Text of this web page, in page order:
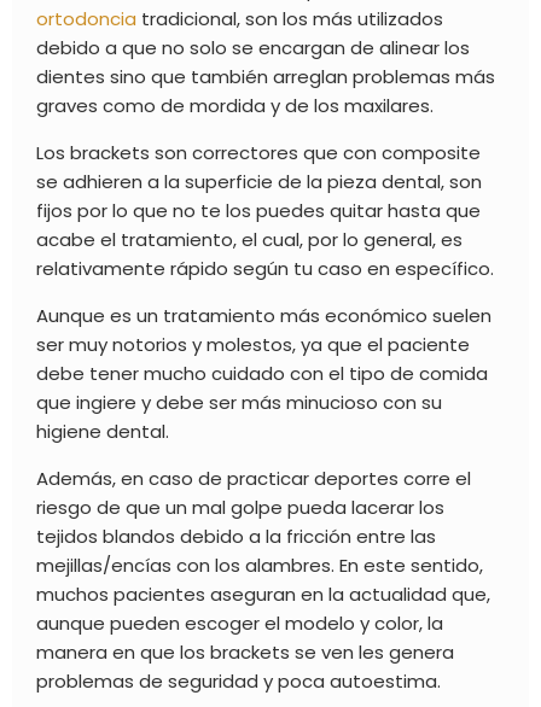
ortodoncia tradicional, son los más utilizados
debido a que no solo se encargan de alinear los
dientes sino que también arreglan problemas más
graves como de mordida y de los maxilares.
Los brackets son correctores que con composite
se adhieren a la superficie de la pieza dental, son
fijos por lo que no te los puedes quitar hasta que
acabe el tratamiento, el cual, por lo general, es
relativamente rápido según tu caso en específico.
Aunque es un tratamiento más económico suelen
ser muy notorios y molestos, ya que el paciente
debe tener mucho cuidado con el tipo de comida
que ingiere y debe ser más minucioso con su
higiene dental.
Además, en caso de practicar deportes corre el
riesgo de que un mal golpe pueda lacerar los
tejidos blandos debido a la fricción entre las
mejillas/encías con los alambres. En este sentido,
muchos pacientes aseguran en la actualidad que,
aunque pueden escoger el modelo y color, la
manera en que los brackets se ven les genera
problemas de seguridad y poca autoestima.